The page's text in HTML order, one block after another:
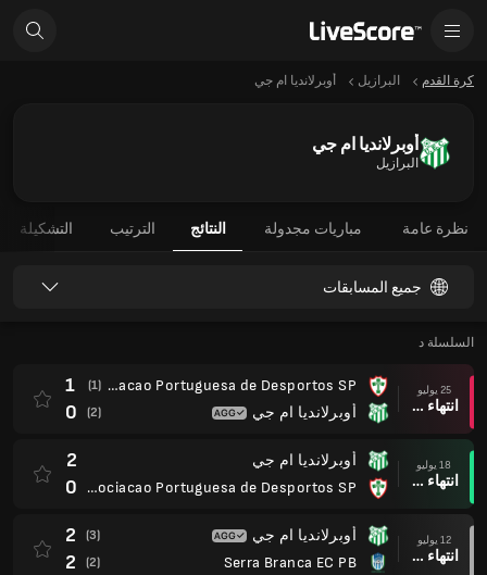
كرة القدم البرازيل أوبرلانديا ام جي
أوبرلانديا ام جي
البرازيل
نظرة عامة مباريات مجدولة النتائج الترتيب التشكيلة
جميع المسابقات
السلسلة د
25 يوليو
انتهاء وقت المباراة
Associacao Portuguesa de Desportos SP
أوبرلانديا ام جي
(1)
1
(2)
0
18 يوليو
انتهاء وقت المباراة
أوبرلانديا ام جي
Associacao Portuguesa de Desportos SP
2
0
12 يوليو
انتهاء وقت المباراة
أوبرلانديا ام جي
Serra Branca EC PB
(3)
2
(2)
2